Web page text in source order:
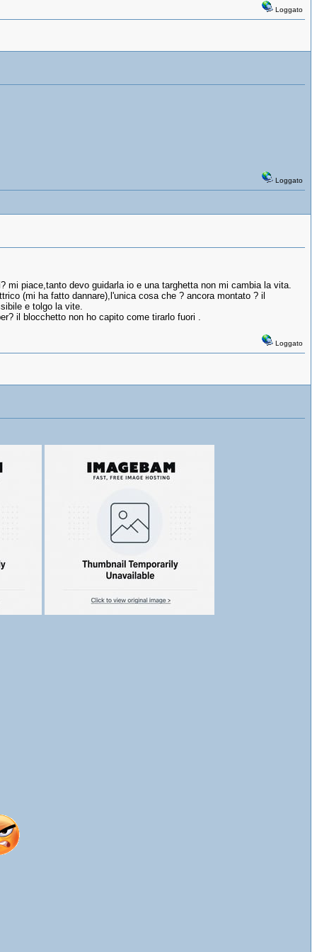
Loggato
Loggato
mi piace,tanto devo guidarla io e una targhetta non mi cambia la vita.
(mi ha fatto dannare),l'unica cosa che ? ancora montato ? il
e tolgo la vite.
il blocchetto non ho capito come tirarlo fuori .
Loggato